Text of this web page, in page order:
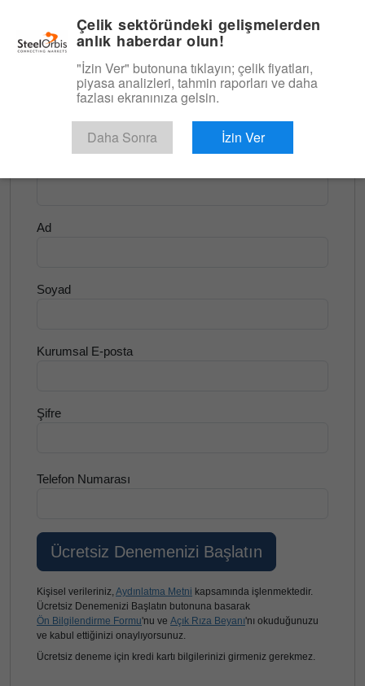
Yassı Ürünler ve Slab
Ücretsiz Deneyin
Ad
Soyad
Kurumsal E-posta
Şifre
Telefon Numarası
Kişisel verileriniz, Aydınlatma Metni kapsamında işlenmektedir.
Ücretsiz Denemenizi Başlatın butonuna basarak
Ön Bilgilendirme Formu'nu ve Açık Rıza Beyanı'nı okuduğunuzu
ve kabul ettiğinizi onaylıyorsunuz.
Ücretsiz deneme için kredi kartı bilgilerinizi girmeniz gerekmez.
Çelik sektöründeki gelişmelerden
anlık haberdar olun!
"İzin Ver" butonuna tıklayın; çelik fiyatları,
piyasa analizleri, tahmin raporları ve daha
fazlası ekranınıza gelsin.
Daha Sonra İzin Ver